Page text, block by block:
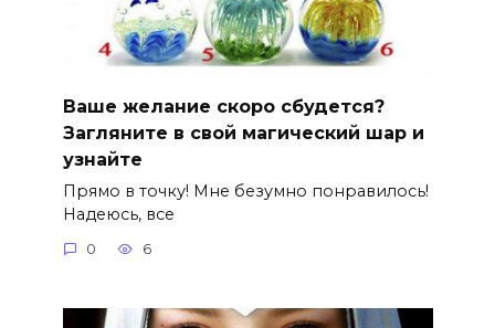
Ваше желание скоро сбудется?
Загляните в свой магический шар и
узнайте
Прямо в точку! Мне безумно понравилось!
Надеюсь, все
0 6